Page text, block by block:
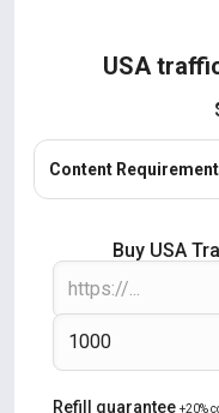
USA
Content
Buy USA
Refill guarantee +20%